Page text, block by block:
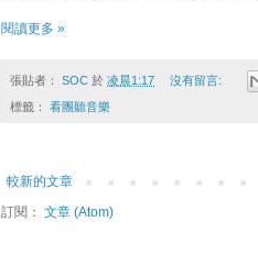
閱讀更多 »
張貼者： SOC 於 凌晨1:17 沒有留言:
標籤： 看團聽音樂
較新的文章
訂閱： 文章 (Atom)